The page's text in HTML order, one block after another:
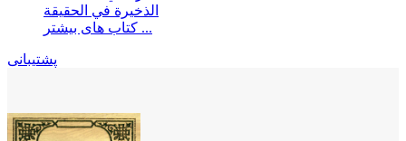
الذخیرة في الحقیقة
کتاب های بیشتر ...
پشتیبانی